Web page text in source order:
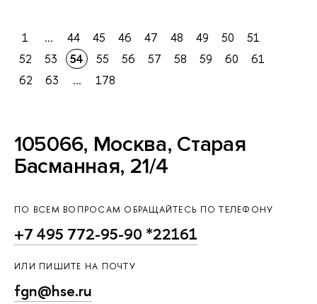
1 ... 44 45 46 47 48 49 50
51
52
53 54 55 56 57 58 59 60
61
62
63 ... 178
105066, Москва, Старая
Басманная, 21/4
ПО ВСЕМ ВОПРОСАМ ОБРАЩАЙТЕСЬ ПО ТЕЛЕФОНУ
+7 495 772-95-90 *22161
ИЛИ ПИШИТЕ НА ПОЧТУ
fgn@hse.ru